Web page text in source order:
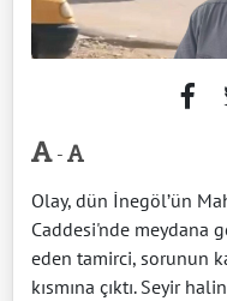
-
Olay, dün İnegöl’ün
Caddesi'nde meydana
eden tamirci, sorunun
kısmına çıktı. Seyir